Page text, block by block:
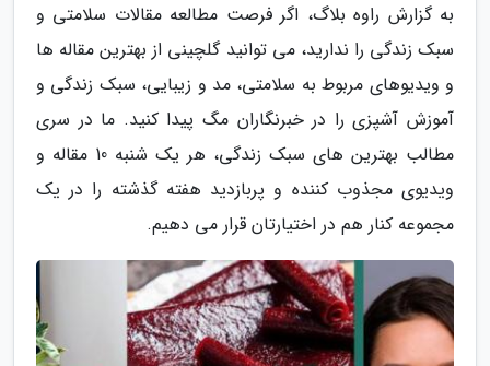
به گزارش راوه بلاگ، اگر فرصت مطالعه مقالات سلامتی و
سبک زندگی را ندارید، می توانید گلچینی از بهترین مقاله ها
و ویدیوهای مربوط به سلامتی، مد و زیبایی، سبک زندگی و
آموزش آشپزی را در خبرنگاران مگ پیدا کنید. ما در سری
مطالب بهترین های سبک زندگی، هر یک شنبه 10 مقاله و
ویدیوی مجذوب کننده و پربازدید هفته گذشته را در یک
مجموعه کنار هم در اختیارتان قرار می دهیم.